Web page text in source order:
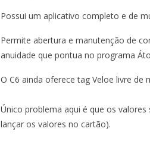
Possui um aplicativo completo e de
Permite abertura e manutenção de
anuidade que pontua no programa
O C6 ainda oferece tag Veloe livre de
Único problema aqui é que os
lançar os valores no cartão).